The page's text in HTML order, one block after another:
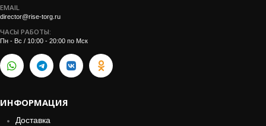
EMAIL
director@rise-torg.ru
ЧАСЫ РАБОТЫ:
Пн - Вс / 10:00 - 20:00 по Мск
ИНФОРМАЦИЯ
Доставка